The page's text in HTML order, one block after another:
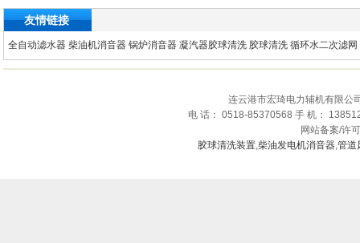
友情链接
全自动滤水器 柴油机消音器 锅炉消音器 凝汽器胶球清洗 胶球清洗 循环水二次滤网
连云港市宏琦电力辅机有限公
电 话： 0518-85370568 手 机：
网站备案/许
胶球清洗装置,柴油发电机消音器,管道